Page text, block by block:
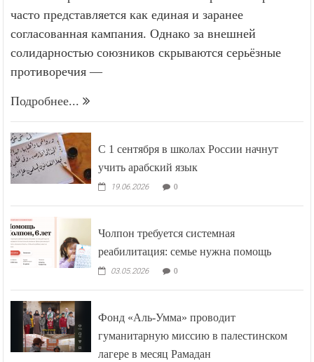
часто представляется как единая и заранее
согласованная кампания. Однако за внешней
солидарностью союзников скрываются серьёзные
противоречия —
Подробнее...
С 1 сентября в школах России начнут
учить арабский язык
19.06.2026 0
Чолпон требуется системная
реабилитация: семье нужна помощь
03.05.2026 0
Фонд «Аль-Умма» проводит
гуманитарную миссию в палестинском
лагере в месяц Рамадан